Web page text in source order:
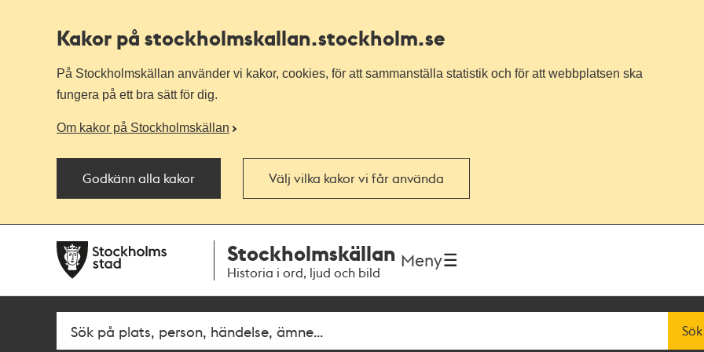
Kakor på stockholmskallan.stockholm.se
På Stockholmskällan använder vi kakor, cookies, för att sammanställa statistik och för att webbplatsen ska
fungera på ett bra sätt för dig.
Om kakor på Stockholmskällan
Godkänn alla kakor Välj vilka kakor vi får använda
navigationen
huvudinnehållet
Stockholmskällan
Historia i ord, ljud och bild
Meny
Fritextsök Sök